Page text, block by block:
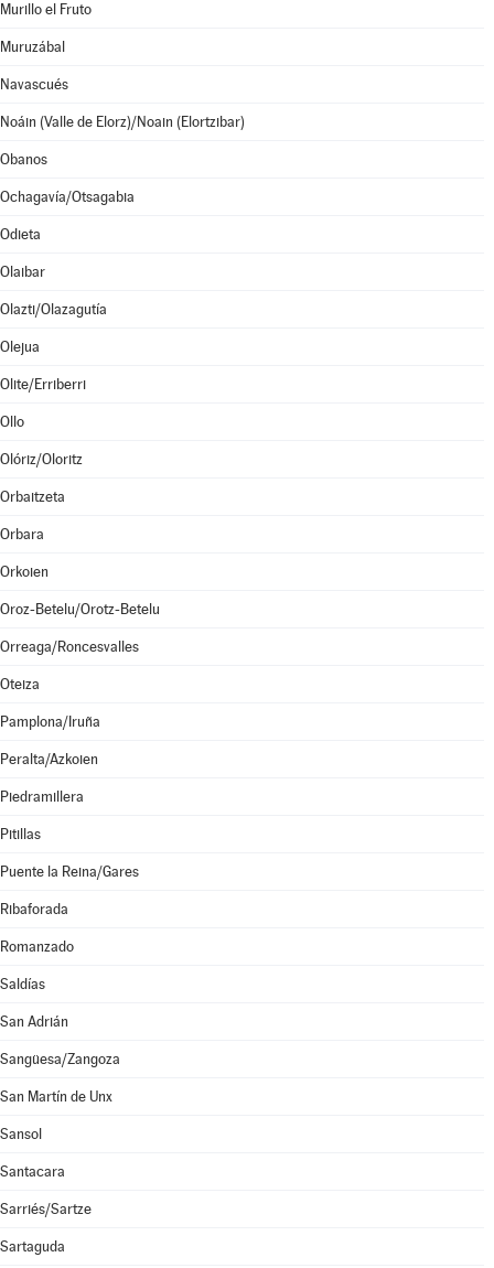
Murillo el Fruto
Muruzábal
Navascués
Noáin (Valle de Elorz)/Noain (Elortzibar)
Obanos
Ochagavía/Otsagabia
Odieta
Olaibar
Olazti/Olazagutía
Olejua
Olite/Erriberri
Ollo
Olóriz/Oloritz
Orbaitzeta
Orbara
Orkoien
Oroz-Betelu/Orotz-Betelu
Orreaga/Roncesvalles
Oteiza
Pamplona/Iruña
Peralta/Azkoien
Piedramillera
Pitillas
Puente la Reina/Gares
Ribaforada
Romanzado
Saldías
San Adrián
Sangüesa/Zangoza
San Martín de Unx
Sansol
Santacara
Sarriés/Sartze
Sartaguda